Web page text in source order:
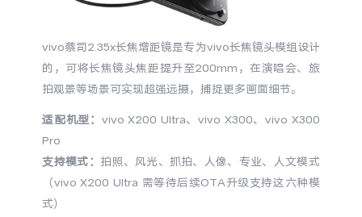
S50 Pro mini S50
iQOO Z11i iQOO 15T
vivo蔡司2.35x长焦增距镜是专为vivo长焦镜头模组设计
的，可将长焦镜头焦距提升至200mm，在演唱会、旅
拍观景等场景可实现超强远摄，捕捉更多画面细节。
适配机型： vivo X200 Ultra、vivo X300、vivo X300
Pro
支持模式： 拍照、风光、抓拍、人像、专业、人文模式
（vivo X200 Ultra 需等待后续OTA升级支持这六种模
式）